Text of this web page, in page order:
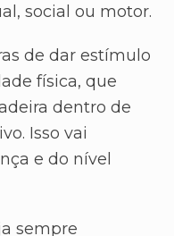
social ou motor.
de dar estímulo
física, que
dentro de
Isso vai
e do nível
sempre